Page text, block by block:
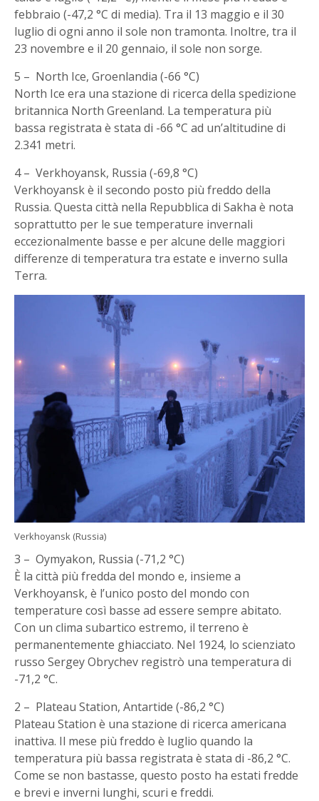
febbraio (-47,2 °C di media). Tra il 13 maggio e il 30
luglio di ogni anno il sole non tramonta. Inoltre, tra il
23 novembre e il 20 gennaio, il sole non sorge.
5 – North Ice, Groenlandia (-66 °C)
North Ice era una stazione di ricerca della spedizione
britannica North Greenland. La temperatura più
bassa registrata è stata di -66 °C ad un’altitudine di
2.341 metri.
4 – Verkhoyansk, Russia (-69,8 °C)
Verkhoyansk è il secondo posto più freddo della
Russia. Questa città nella Repubblica di Sakha è nota
soprattutto per le sue temperature invernali
eccezionalmente basse e per alcune delle maggiori
differenze di temperatura tra estate e inverno sulla
Terra.
Verkhoyansk (Russia)
3 – Oymyakon, Russia (-71,2 °C)
È la città più fredda del mondo e, insieme a
Verkhoyansk, è l’unico posto del mondo con
temperature così basse ad essere sempre abitato.
Con un clima subartico estremo, il terreno è
permanentemente ghiacciato. Nel 1924, lo scienziato
russo Sergey Obrychev registrò una temperatura di
-71,2 °C.
2 – Plateau Station, Antartide (-86,2 °C)
Plateau Station è una stazione di ricerca americana
inattiva. Il mese più freddo è luglio quando la
temperatura più bassa registrata è stata di -86,2 °C.
Come se non bastasse, questo posto ha estati fredde
e brevi e inverni lunghi, scuri e freddi.